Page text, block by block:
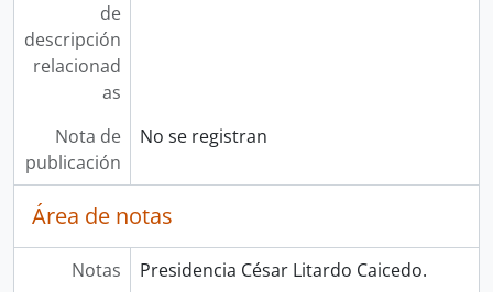
de
descripción
relacionad
as
Nota de
publicación
No se registran
Área de notas
Notas Presidencia César Litardo Caicedo.